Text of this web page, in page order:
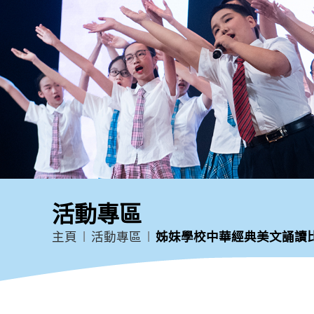
活動專區
主頁 活動專區 姊妹學校中華經典美文誦讀